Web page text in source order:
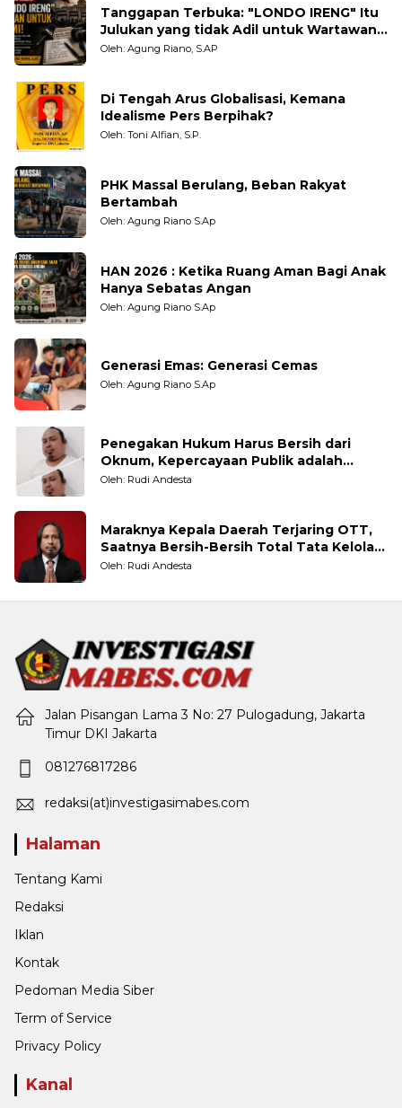
Tanggapan Terbuka: "LONDO IRENG" Itu
Julukan yang tidak Adil untuk Wartawan,
Pengamat dan LSM
Oleh: Agung Riano, S.AP
Di Tengah Arus Globalisasi, Kemana
Idealisme Pers Berpihak?
Oleh: Toni Alfian, S.P.
PHK Massal Berulang, Beban Rakyat
Bertambah
Oleh: Agung Riano S.Ap
HAN 2026 : Ketika Ruang Aman Bagi Anak
Hanya Sebatas Angan
Oleh: Agung Riano S.Ap
Generasi Emas: Generasi Cemas
Oleh: Agung Riano S.Ap
Penegakan Hukum Harus Bersih dari
Oknum, Kepercayaan Publik adalah
Taruhannya
Oleh: Rudi Andesta
Maraknya Kepala Daerah Terjaring OTT,
Saatnya Bersih-Bersih Total Tata Kelola
Pemerintahan
Oleh: Rudi Andesta
Jalan Pisangan Lama 3 No: 27 Pulogadung, Jakarta
Timur DKI Jakarta
081276817286
redaksi(at)investigasimabes.com
Halaman
Tentang Kami
Redaksi
Iklan
Kontak
Pedoman Media Siber
Term of Service
Privacy Policy
Kanal